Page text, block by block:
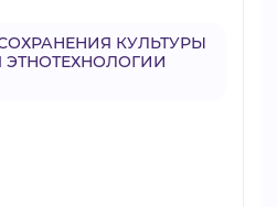
КУЛЬТУРЫ
ЭТНОТЕХНОЛОГИИ